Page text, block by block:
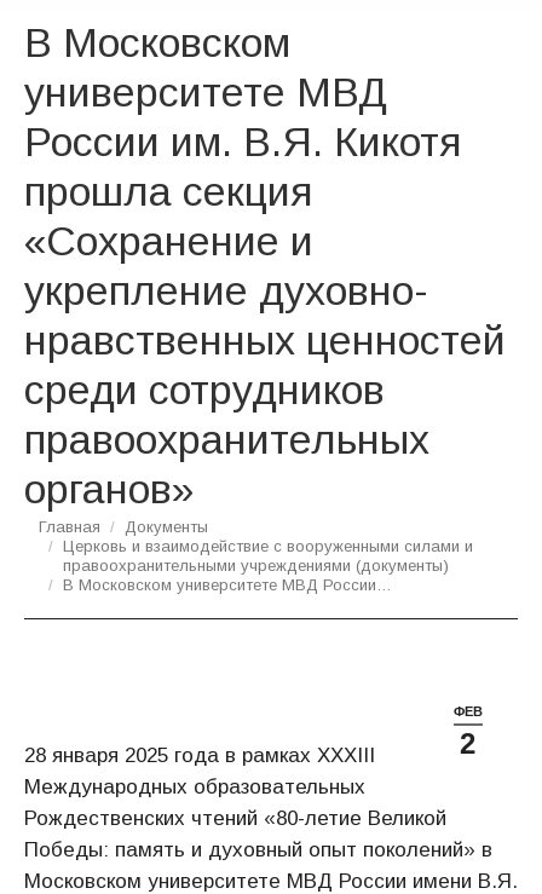
В Московском
университете МВД
России им. В.Я. Кикотя
прошла секция
«Сохранение и
укрепление духовно-
нравственных ценностей
среди сотрудников
правоохранительных
органов»
Вы здесь:
Главная
Документы
Церковь и взаимодействие с вооруженными силами и
правоохранительными учреждениями (документы)
В Московском университете МВД России…
ФЕВ
2
28 января 2025 года в рамках XXХIII
Международных образовательных
Рождественских чтений «80-летие Великой
Победы: память и духовный опыт поколений» в
Московском университете МВД России имени В.Я.